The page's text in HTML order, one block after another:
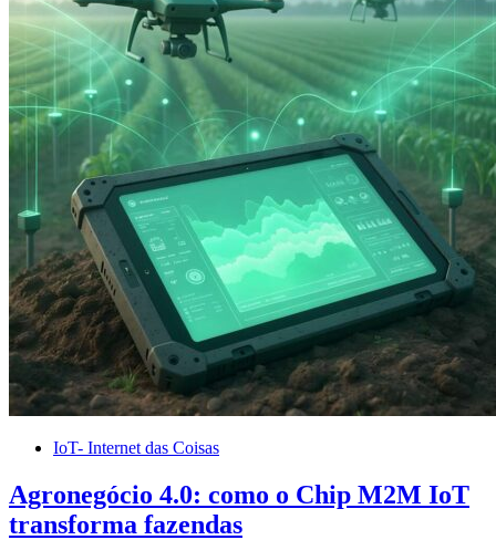
IoT- Internet das Coisas
Agronegócio 4.0: como o Chip M2M IoT
transforma fazendas